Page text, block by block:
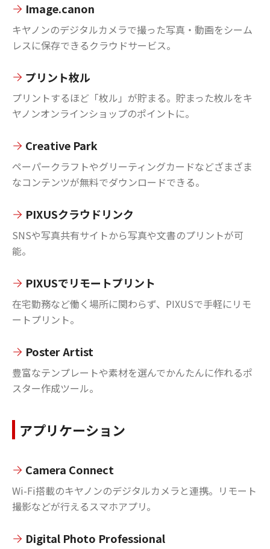
Image.canon
キヤノンのデジタルカメラで撮った写真・動画をシーム
レスに保存できるクラウドサービス。
プリント枚ル
プリントするほど「枚ル」が貯まる。貯まった枚ルをキ
ヤノンオンラインショップのポイントに。
Creative Park
ペーパークラフトやグリーティングカードなどざまざま
なコンテンツが無料でダウンロードできる。
PIXUSクラウドリンク
SNSや写真共有サイトから写真や文書のプリントが可
能。
PIXUSでリモートプリント
在宅勤務など働く場所に関わらず、PIXUSで手軽にリモ
ートプリント。
Poster Artist
豊富なテンプレートや素材を選んでかんたんに作れるポ
スター作成ツール。
アプリケーション
Camera Connect
Wi-Fi搭載のキヤノンのデジタルカメラと連携。リモート
撮影などが行えるスマホアプリ。
Digital Photo Professional